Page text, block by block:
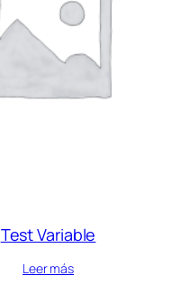
Test Variable
Leer más